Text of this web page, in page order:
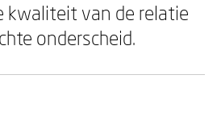
kwaliteit van de relatie
onderscheid.